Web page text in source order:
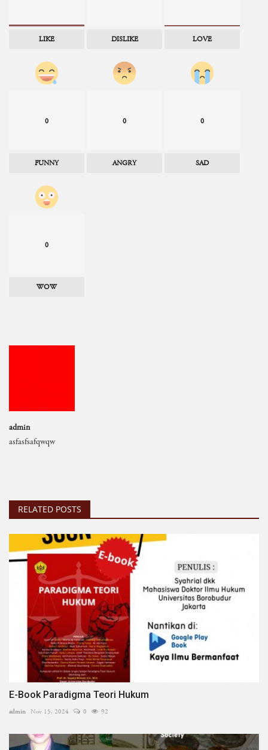
LIKE DISLIKE LOVE
0
FUNNY
0
ANGRY
0
SAD
0
WOW
admin
asfasfsafqwqw
RELATED POSTS
E-Book Paradigma Teori Hukum
admin Nov 15, 2024 0 92